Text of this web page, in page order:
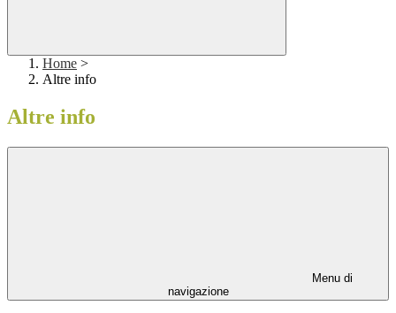
Home >
Altre info
Altre info
Menu di
navigazione